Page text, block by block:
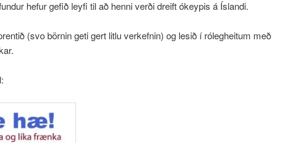
hefur gefið leyfi til að henni verði dreift ókeypis á Íslandi.
(svo börnin geti gert litlu verkefnin) og lesið í rólegheitum með